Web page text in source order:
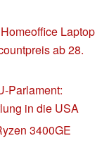
Laptop
ab 28.
Parlament:
in die USA
3400GE